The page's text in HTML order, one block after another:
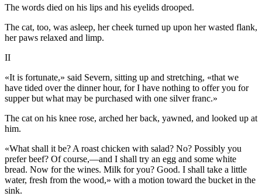
The words died on his lips and his eyelids drooped.
The cat, too, was asleep, her cheek turned up upon her wasted flank,
her paws relaxed and limp.
II
«It is fortunate,» said Severn, sitting up and stretching, «that we
have tided over the dinner hour, for I have nothing to offer you for
supper but what may be purchased with one silver franc.»
The cat on his knee rose, arched her back, yawned, and looked up at
him.
«What shall it be? A roast chicken with salad? No? Possibly you
prefer beef? Of course,—and I shall try an egg and some white
bread. Now for the wines. Milk for you? Good. I shall take a little
water, fresh from the wood,» with a motion toward the bucket in the
sink.